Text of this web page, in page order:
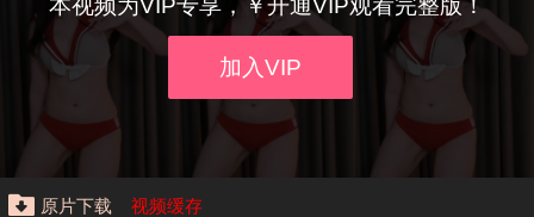
本视频为VIP专享，￥开通VIP观看完整版！
加入VIP
原片下载 视频缓存